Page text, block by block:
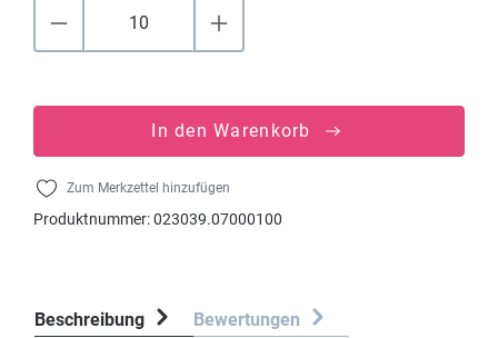
In den Warenkorb
Zum Merkzettel hinzufügen
Produktnummer:023039.07000100
Beschreibung Bewertungen